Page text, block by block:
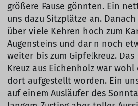
größere Pause gönnten. Ein
uns dazu Sitzplätze an.
über viele Kehren hoch zum
Augensteins und dann noch
weiter bis zum Gipfelkreuz. Das
Kreuz aus Eichenholz war
dort aufgestellt worden. Ein
auf einem Ausläufer des